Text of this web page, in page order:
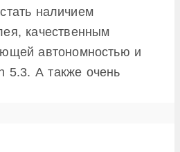
наличием
качественным
автономностью и
5.3. А также очень